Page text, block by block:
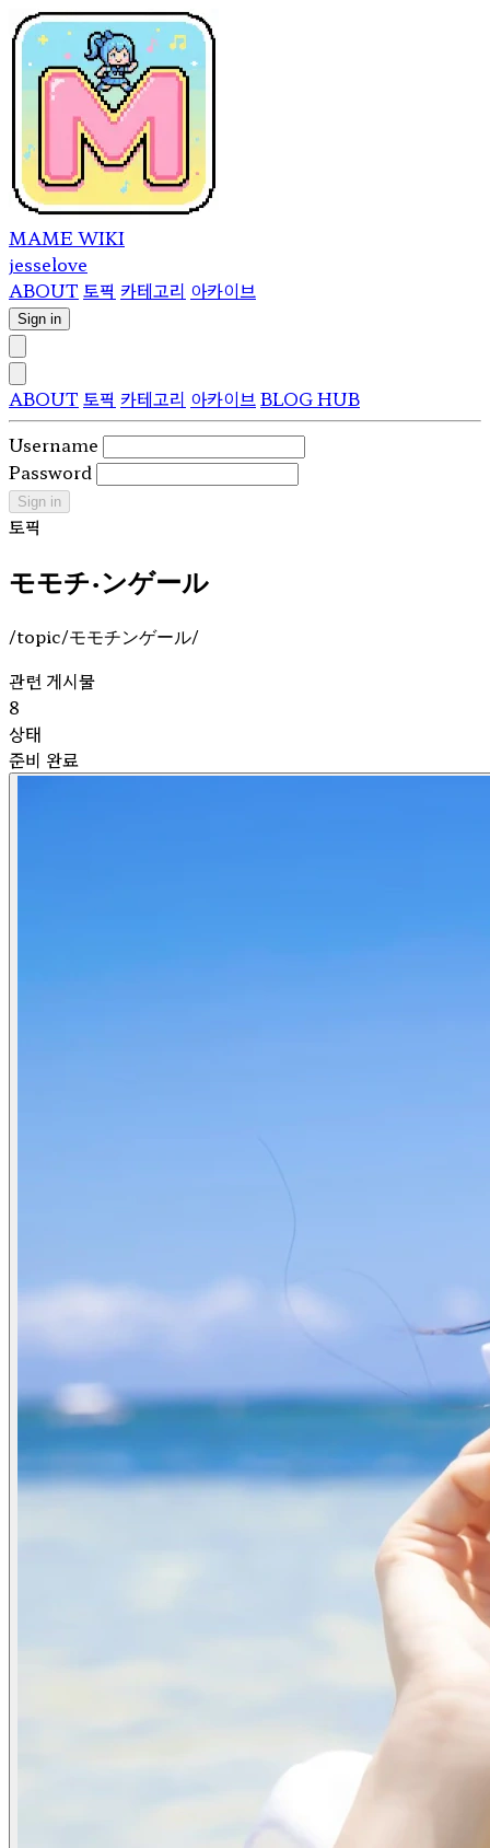
MAME WIKI
jesselove
ABOUT 토픽 카테고리 아카이브
Sign in
ABOUT 토픽 카테고리 아카이브BLOG HUB
Username
Password
Sign in
토픽
モモチ・ンゲール
/topic/モモチンゲール/
관련 게시물
8
상태
준비 완료